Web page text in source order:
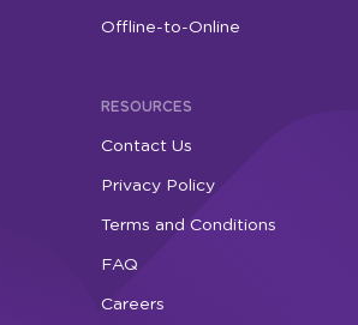
Offline-to-Online
RESOURCES
Contact Us
Privacy Policy
Terms and Conditions
FAQ
Careers